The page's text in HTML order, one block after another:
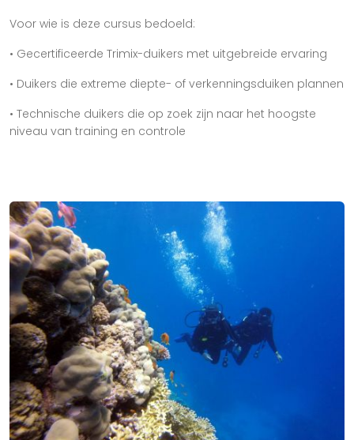
Voor wie is deze cursus bedoeld:
• Gecertificeerde Trimix-duikers met uitgebreide ervaring
• Duikers die extreme diepte- of verkenningsduiken plannen
• Technische duikers die op zoek zijn naar het hoogste
niveau van training en controle